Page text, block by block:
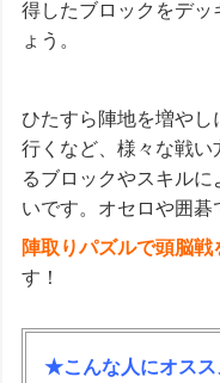
得したブロックをデッ
ょう。
ひたすら陣地を増や
行くなど、様々な戦
るブロックやスキル
いです。オセロや囲碁
陣取りパズルで頭脳
す！
★こんな人にオスス